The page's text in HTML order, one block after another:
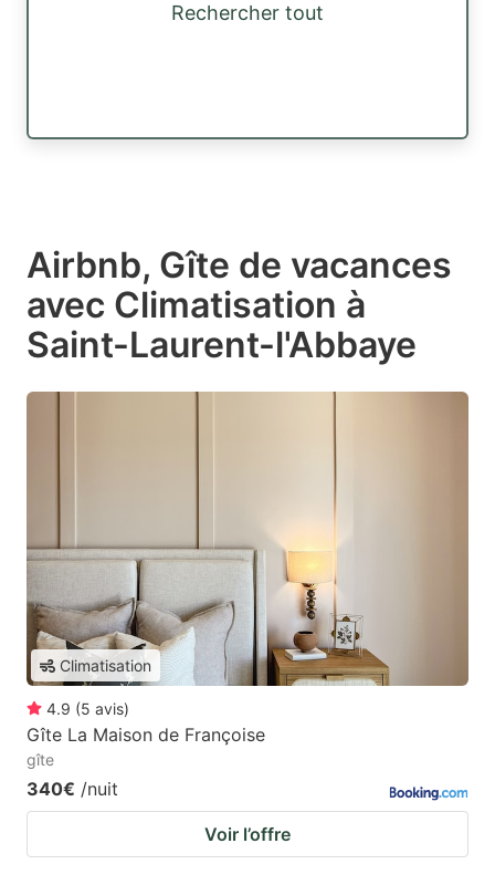
Rechercher tout
Airbnb, Gîte de vacances
avec Climatisation à
Saint-Laurent-l'Abbaye
Climatisation
4.9 (5 avis)
Gîte La Maison de Françoise
gîte
340€ /nuit
Voir l’offre